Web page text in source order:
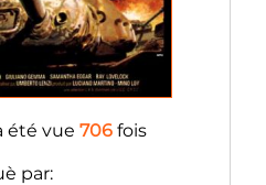
été vue 706 fois
par: